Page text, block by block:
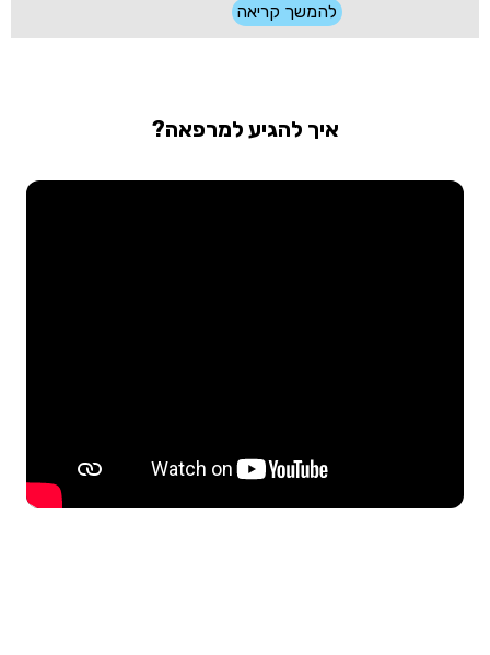
להמשך קריאה
איך להגיע למרפאה?